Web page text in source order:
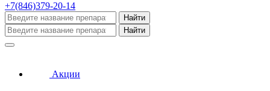
+7(846)379-20-14
Найти
Найти
Акции